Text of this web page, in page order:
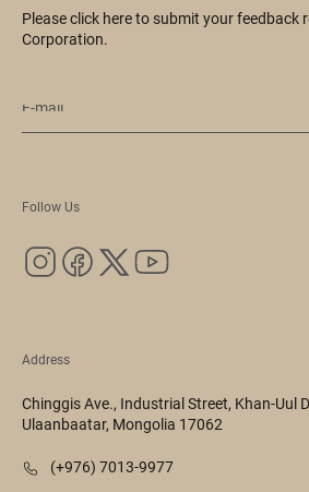
Address
Chinggis Ave., Industrial Street, Khan-Uul
Ulaanbaatar, Mongolia 17062
(+976) 7013-9977
Please click here to submit your feedback
Corporation.
Follow Us